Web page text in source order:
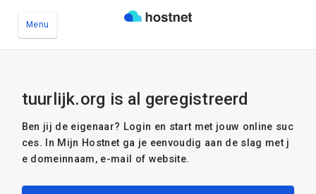
Menu
tuurlijk.org is al geregistreerd
Ben jij de eigenaar? Login en start met jouw online suc
ces. In Mijn Hostnet ga je eenvoudig aan de slag met j
e domeinnaam, e-mail of website.